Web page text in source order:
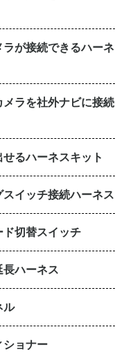
が接続できるハーネ
ラを社外ナビに接続
るハーネスキット
スイッチ接続ハーネス
切替スイッチ
長ハーネス
ル
ショナー